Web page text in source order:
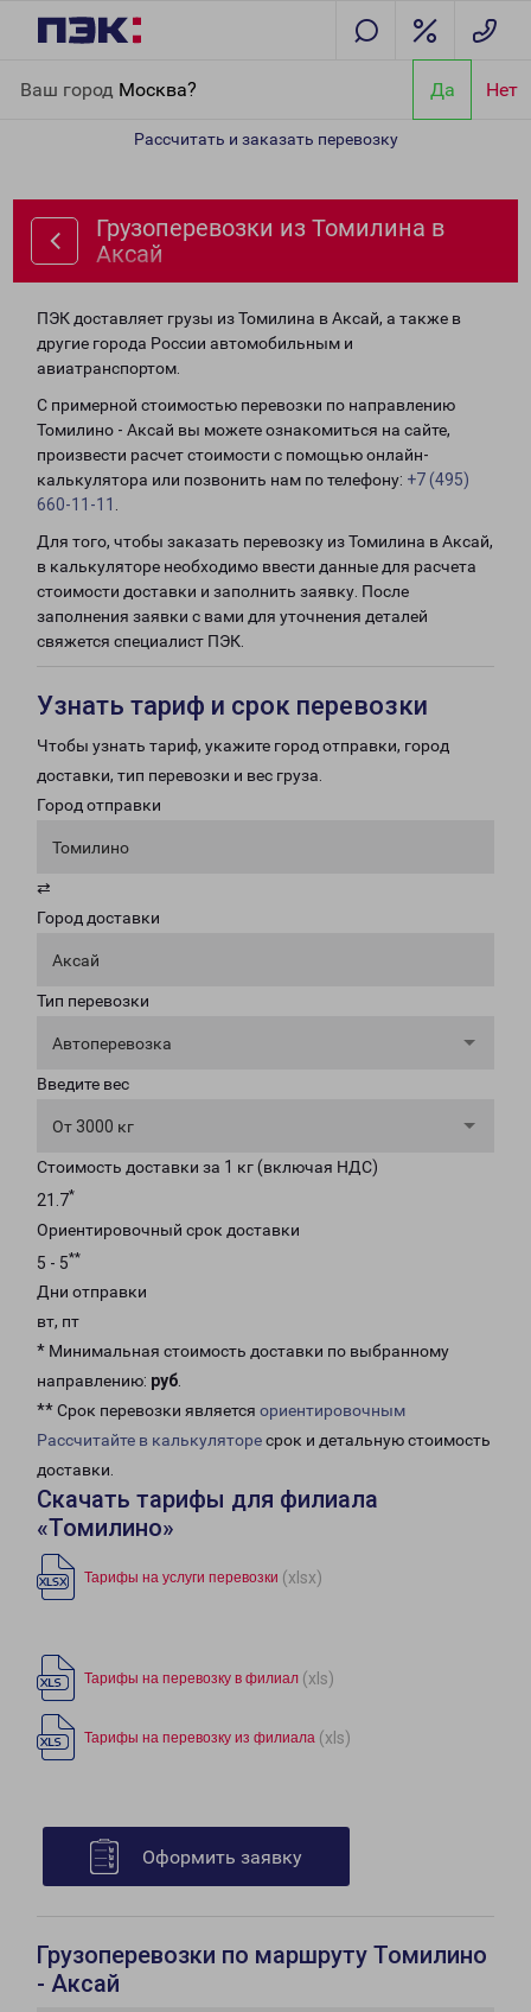
Ваш город Москва? Да Нет
Рассчитать и заказать перевозку
Грузоперевозки из Томилина в
Аксай
ПЭК доставляет грузы из Томилина в Аксай, а также в
другие города России автомобильным и
авиатранспортом.
С примерной стоимостью перевозки по направлению
Томилино - Аксай вы можете ознакомиться на сайте,
произвести расчет стоимости с помощью онлайн-
калькулятора или позвонить нам по телефону: +7 (495)
660-11-11
Для того, чтобы заказать перевозку из Томилина в Аксай,
в калькуляторе необходимо ввести данные для расчета
стоимости доставки и заполнить заявку. После
заполнения заявки с вами для уточнения деталей
свяжется специалист ПЭК.
Узнать тариф и срок перевозки
Чтобы узнать тариф, укажите город отправки, город
доставки, тип перевозки и вес груза.
Город отправки
Томилино
⇄
Город доставки
Аксай
Тип перевозки
Автоперевозка
Введите вес
От 3000 кг
Стоимость доставки за 1 кг (включая НДС)
21.7*
Ориентировочный срок доставки
5 - 5**
Дни отправки
вт, пт
* Минимальная стоимость доставки по выбранному
направлению: руб.
** Срок перевозки является ориентировочным
Рассчитайте в калькуляторесрок и детальную стоимость
доставки.
Скачать тарифы для филиала
«Томилино»
Тарифы на услуги перевозки (xlsx)
Тарифы на перевозку в филиал (xls)
Тарифы на перевозку из филиала (xls)
Оформить заявку
Грузоперевозки по маршруту Томилино
- Аксай